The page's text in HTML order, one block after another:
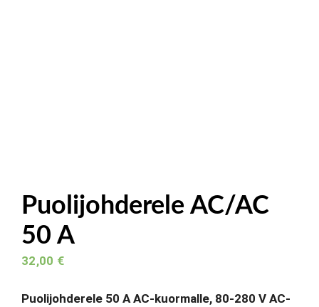
Puolijohderele AC/AC
50 A
32,00 €
Puolijohderele 50 A AC-kuormalle, 80-280 V AC-